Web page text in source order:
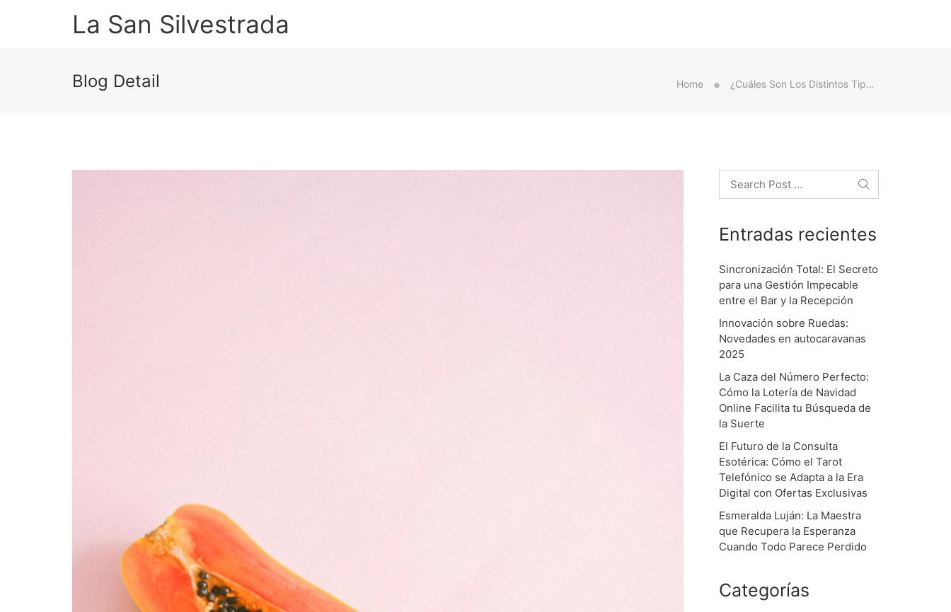
La San Silvestrada
Blog Detail Home ¿Cuáles Son Los Distintos Tipos De Anticonceptivos Y Cómo Funcionan?
Entradas recientes
Sincronización Total: El Secreto
para una Gestión Impecable
entre el Bar y la Recepción
Innovación sobre Ruedas:
Novedades en autocaravanas
2025
La Caza del Número Perfecto:
Cómo la Lotería de Navidad
Online Facilita tu Búsqueda de
la Suerte
El Futuro de la Consulta
Esotérica: Cómo el Tarot
Telefónico se Adapta a la Era
Digital con Ofertas Exclusivas
Esmeralda Luján: La Maestra
que Recupera la Esperanza
Cuando Todo Parece Perdido
Categorías